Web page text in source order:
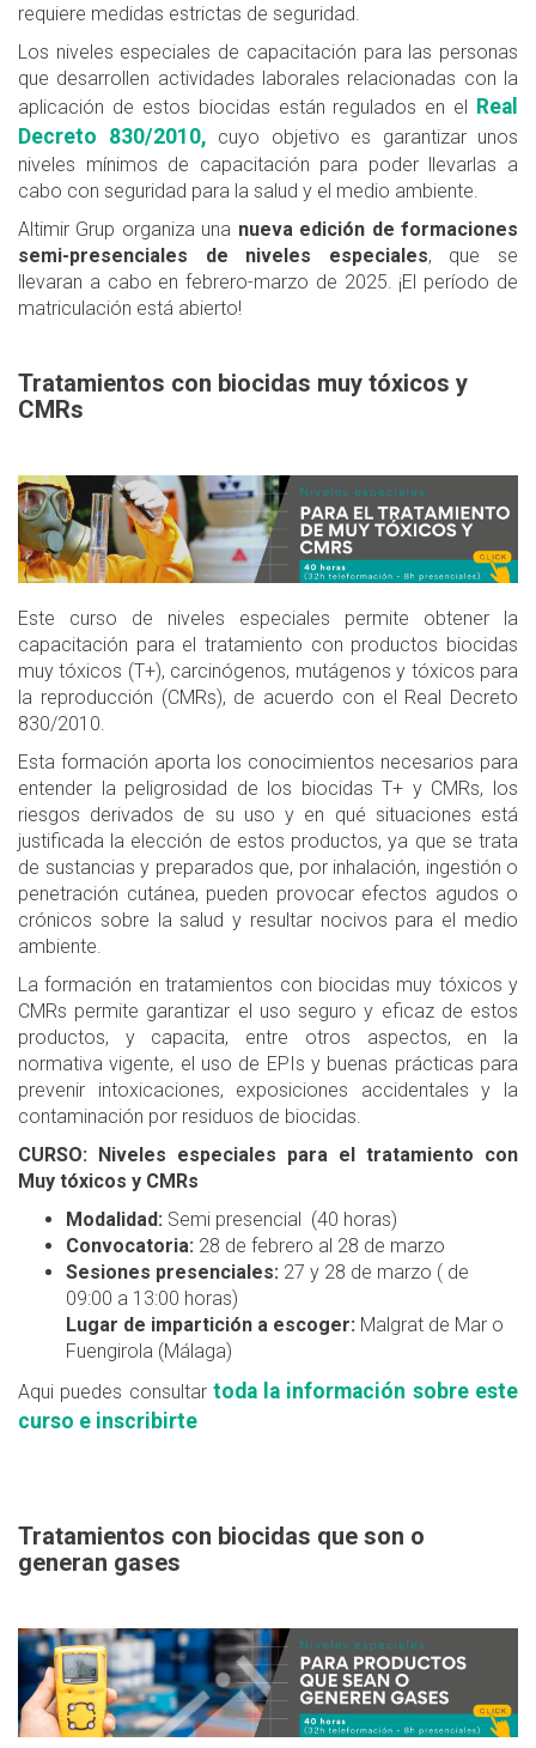
requiere medidas estrictas de seguridad.
Los niveles especiales de capacitación para las personas
que desarrollen actividades laborales relacionadas con la
aplicación de estos biocidas están regulados en el Real
Decreto 830/2010, cuyo objetivo es garantizar unos
niveles mínimos de capacitación para poder llevarlas a
cabo con seguridad para la salud y el medio ambiente.
Altimir Grup organiza una nueva edición de formaciones
semi-presenciales de niveles especiales, que se
llevaran a cabo en febrero-marzo de 2025. ¡El período de
matriculación está abierto!
Tratamientos con biocidas muy tóxicos y
CMRs
Este curso de niveles especiales permite obtener la
capacitación para el tratamiento con productos biocidas
muy tóxicos (T+), carcinógenos, mutágenos y tóxicos para
la reproducción (CMRs), de acuerdo con el Real Decreto
830/2010.
Esta formación aporta los conocimientos necesarios para
entender la peligrosidad de los biocidas T+ y CMRs, los
riesgos derivados de su uso y en qué situaciones está
justificada la elección de estos productos, ya que se trata
de sustancias y preparados que, por inhalación, ingestión o
penetración cutánea, pueden provocar efectos agudos o
crónicos sobre la salud y resultar nocivos para el medio
ambiente.
La formación en tratamientos con biocidas muy tóxicos y
CMRs permite garantizar el uso seguro y eficaz de estos
productos, y capacita, entre otros aspectos, en la
normativa vigente, el uso de EPIs y buenas prácticas para
prevenir intoxicaciones, exposiciones accidentales y la
contaminación por residuos de biocidas.
CURSO: Niveles especiales para el tratamiento con
Muy tóxicos y CMRs
Modalidad: Semi presencial (40 horas)
Convocatoria: 28 de febrero al 28 de marzo
Sesiones presenciales: 27 y 28 de marzo ( de
09:00 a 13:00 horas)
Lugar de impartición a escoger: Malgrat de Mar o
Fuengirola (Málaga)
Aqui puedes consultar toda la información sobre este
curso e inscribirte
Tratamientos con biocidas que son o
generan gases